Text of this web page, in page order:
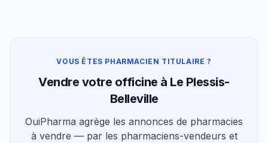
VOUS ÊTES PHARMACIEN TITULAIRE ?
Vendre votre officine à Le Plessis-
Belleville
OuiPharma agrège les annonces de pharmacies
à vendre — par les pharmaciens-vendeurs et